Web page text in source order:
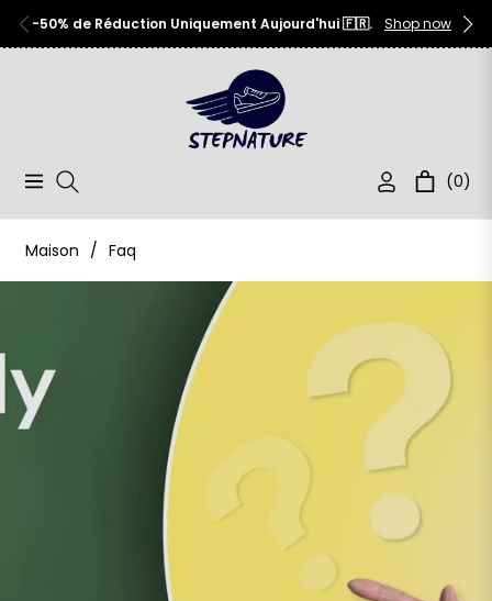
-50% de Réduction Uniquement Aujourd'hui 🇫🇷. Shop now
Navigation Chariot
(0)
Maison / Faq